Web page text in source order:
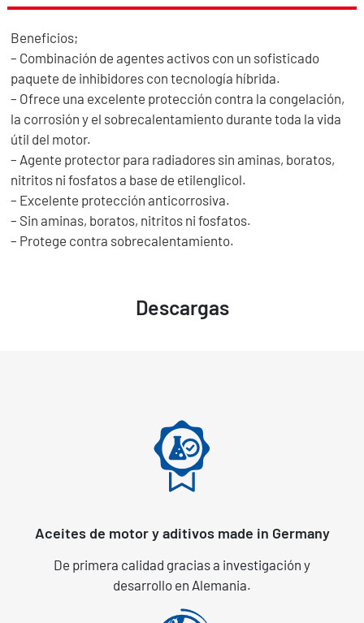
Descargas
Beneficios;
– Combinación de agentes activos con un sofisticado
paquete de inhibidores con tecnología híbrida.
– Ofrece una excelente protección contra la congelación,
la corrosión y el sobrecalentamiento durante toda la vida
útil del motor.
– Agente protector para radiadores sin aminas, boratos,
nitritos ni fosfatos a base de etilenglicol.
– Excelente protección anticorrosiva.
– Sin aminas, boratos, nitritos ni fosfatos.
– Protege contra sobrecalentamiento.
Aceites de motor y aditivos made in Germany
De primera calidad gracias a investigación y
desarrollo en Alemania.